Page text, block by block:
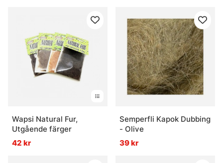
Wapsi Natural Fur,
Utgående färger
42 kr
Semperfli Kapok Dubbing
- Olive
39 kr